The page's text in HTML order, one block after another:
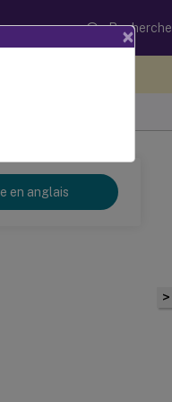
Recherche
en anglais
>
×